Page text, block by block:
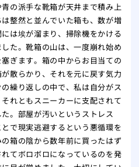
の派手な靴箱が天井まで積み上
整然と並んでいた箱も、数が増
は埃が溜まり、掃除機をかける
た。靴箱の山は、一度崩れ始め
ぎます。箱の中からお目当ての
散らかり、それを元に戻す気力
繰り返しの中で、私は自分がス
れともスニーカーに支配されて
。部屋が汚いというストレス
で現実逃避するという悪循環を
箱の陰から数年前に買ったはず
てボロボロになっているのを発